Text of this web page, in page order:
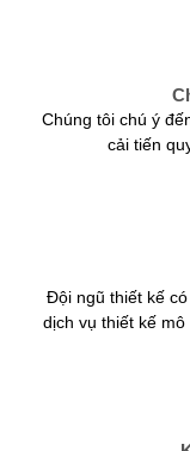
Chúng tôi chú ý
cải tiến
Đội ngũ thiết kế
dịch vụ thiết kế